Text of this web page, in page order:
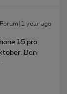
year ago
15 pro
Ben